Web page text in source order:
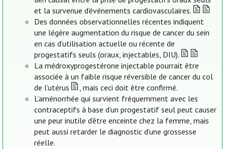
et la survenue d’événements cardiovasculaires.
Des données observationnelles récentes indiquent
une légère augmentation du risque de cancer du sein
en cas d’utilisation actuelle ou récente de
progestatifs seuls (oraux, injectables, DIU).
La médroxyprogestérone injectable pourrait être
associée à un faible risque réversible de cancer du col
de l’utérus
, mais ceci doit être confirmé.
L’aménorrhée qui survient fréquemment avec les
contraceptifs à base d’un progestatif seul peut causer
une peur inutile d’être enceinte chez la femme, mais
peut aussi retarder le diagnostic d’une grossesse
réelle.